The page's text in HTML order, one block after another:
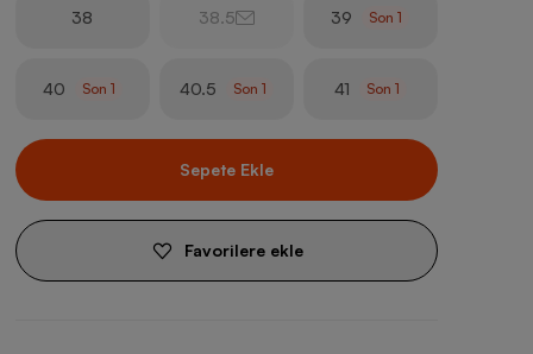
38 38.5 39 Son1
40 Son 1 40.5 Son 1 41 Son 1
Sepete Ekle
Favorilere ekle